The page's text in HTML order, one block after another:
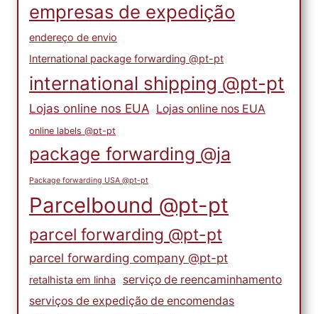
empresas de expedição
endereço de envio
International package forwarding @pt-pt
international shipping @pt-pt
Lojas online nos EUA Lojas online nos EUA
online labels @pt-pt
package forwarding @ja
Package forwarding USA @pt-pt
Parcelbound @pt-pt
parcel forwarding @pt-pt
parcel forwarding company @pt-pt
retalhista em linha
serviço de reencaminhamento
serviços de expedição de encomendas